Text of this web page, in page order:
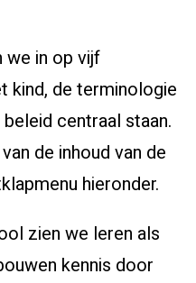
we in op vijf
kind, de terminologie
centraal staan.
de inhoud van de
hieronder.
zien we leren als
kennis door